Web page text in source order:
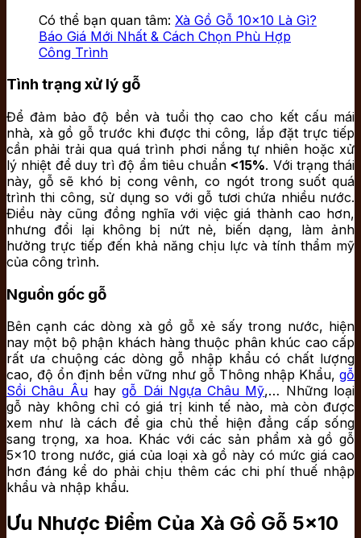
Có thể bạn quan tâm: Xà Gồ Gỗ 10×10 Là Gì?
Báo Giá Mới Nhất & Cách Chọn Phù Hợp
Công Trình
Tình trạng xử lý gỗ
Để đảm bảo độ bền và tuổi thọ cao cho kết cấu mái
nhà, xà gồ gỗ trước khi được thi công, lắp đặt trực tiếp
cần phải trải qua quá trình phơi nắng tự nhiên hoặc xử
lý nhiệt để duy trì độ ẩm tiêu chuẩn <15%. Với trạng thái
này, gỗ sẽ khó bị cong vênh, co ngót trong suốt quá
trình thi công, sử dụng so với gỗ tươi chứa nhiều nước.
Điều này cũng đồng nghĩa với việc giá thành cao hơn,
nhưng đổi lại không bị nứt nẻ, biến dạng, làm ảnh
hưởng trực tiếp đến khả năng chịu lực và tính thẩm mỹ
của công trình.
Nguồn gốc gỗ
Bên cạnh các dòng xà gồ gỗ xẻ sấy trong nước, hiện
nay một bộ phận khách hàng thuộc phân khúc cao cấp
rất ưa chuộng các dòng gỗ nhập khẩu có chất lượng
cao, độ ổn định bền vững như gỗ Thông nhập Khẩu, gỗ
Sồi Châu Âuhaygỗ Dái Ngựa Châu Mỹ,… Những loại
gỗ này không chỉ có giá trị kinh tế nào, mà còn được
xem như là cách để gia chủ thể hiện đẳng cấp sống
sang trọng, xa hoa. Khác với các sản phẩm xà gồ gỗ
5×10 trong nước, giá của loại xà gồ này có mức giá cao
hơn đáng kể do phải chịu thêm các chi phí thuế nhập
khẩu và nhập khẩu.
Ưu Nhược Điểm Của Xà Gồ Gỗ 5×10